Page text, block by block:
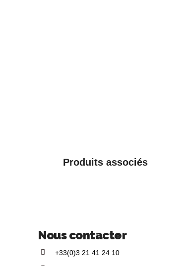
Produits associés
Nous contacter
+33(0)3 21 41 24 10